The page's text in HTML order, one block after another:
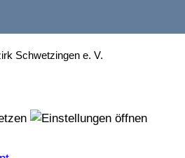
Schwetzingen e. V.